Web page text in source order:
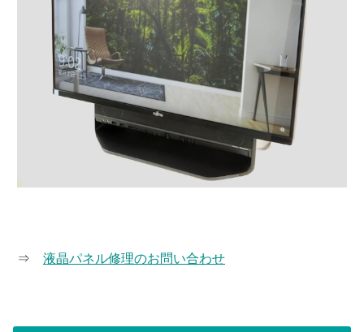
⇒ 液晶パネル修理のお問い合わせ